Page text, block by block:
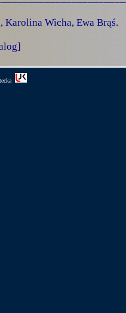
Karolina Wicha, Ewa Brąś.